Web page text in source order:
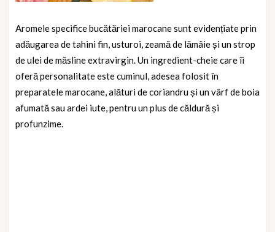
Aromele specifice bucătăriei marocane sunt evidențiate prin
adăugarea de tahini fin, usturoi, zeamă de lămâie și un strop
de ulei de măsline extravirgin. Un ingredient-cheie care îi
oferă personalitate este cuminul, adesea folosit în
preparatele marocane, alături de coriandru și un vârf de boia
afumată sau ardei iute, pentru un plus de căldură și
profunzime.